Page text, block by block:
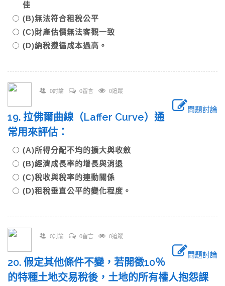
佳
(B)無法符合租稅公平
(C)財產估價無法客觀一致
(D)納稅遵循成本過高。
0討論 0留言 0追蹤
問題討論
19. 拉佛爾曲線（Laffer Curve）通
常用來評估：
(A)所得分配不均的擴大與收斂
(B)經濟成長率的增長與消退
(C)稅收與稅率的連動關係
(D)租稅垂直公平的變化程度。
0討論 0留言 0追蹤
問題討論
20. 假定其他條件不變，若開徵10％
的特種土地交易稅後，土地的所有權人抱怨課